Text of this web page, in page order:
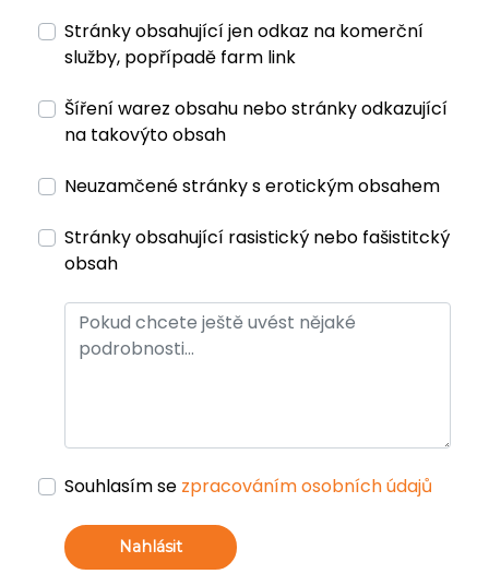
Stránky obsahující jen odkaz na komerční
služby, popřípadě farm link
Šíření warez obsahu nebo stránky odkazující
na takovýto obsah
Neuzamčené stránky s erotickým obsahem
Stránky obsahující rasistický nebo fašistitcký
obsah
Souhlasím se zpracováním osobních údajů
Nahlásit